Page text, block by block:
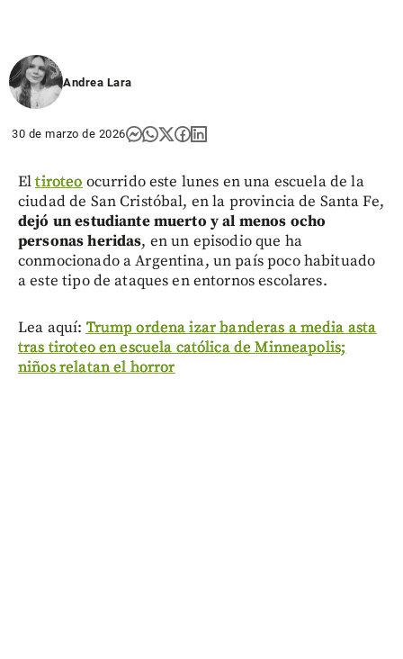
Andrea Lara
30 de marzo de 2026
Eltiroteo ocurrido este lunes en una escuela de la
ciudad de San Cristóbal, en la provincia de Santa Fe,
dejó un estudiante muerto y al menos ocho
personas heridas, en un episodio que ha
conmocionado a Argentina, un país poco habituado
a este tipo de ataques en entornos escolares.
Lea aquí: Trump ordena izar banderas a media asta
tras tiroteo en escuela católica de Minneapolis;
niños relatan el horror